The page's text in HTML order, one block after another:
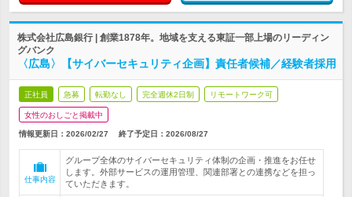
株式会社広島銀行 | 創業1878年。地域を支える東証一部上場のリーディン
グバンク
〈広島〉【サイバーセキュリティ企画】責任者候補／経験者採用
正社員 急募 転勤なし 完全週休2日制 リモートワーク可
女性のおしごと掲載中
情報更新日：2026/02/27 終了予定日： 2026/08/27
仕事内容
グループ全体のサイバーセキュリティ体制の企画・推進をお任せ
します。外部サービスの運用管理、関連部署との連携などを担っ
ていただきます。